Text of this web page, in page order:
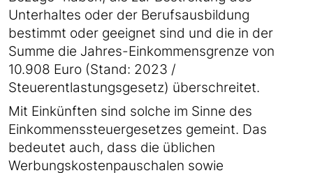
Unterhaltes oder der Berufsausbildung
bestimmt oder geeignet sind und die in der
Summe die Jahres-Einkommensgrenze von
10.908 Euro (Stand: 2023 /
Steuerentlastungsgesetz) überschreitet.
Mit Einkünften sind solche im Sinne des
Einkommenssteuergesetzes gemeint. Das
bedeutet auch, dass die üblichen
Werbungskostenpauschalen sowie